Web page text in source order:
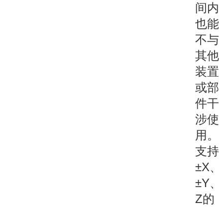
间内
也能
不与
其他
装置
或部
件干
涉使
用。
支持
±X、
±Y、
Z的